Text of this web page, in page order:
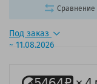
Под заказ
~ 11.08.2026
Сравнение